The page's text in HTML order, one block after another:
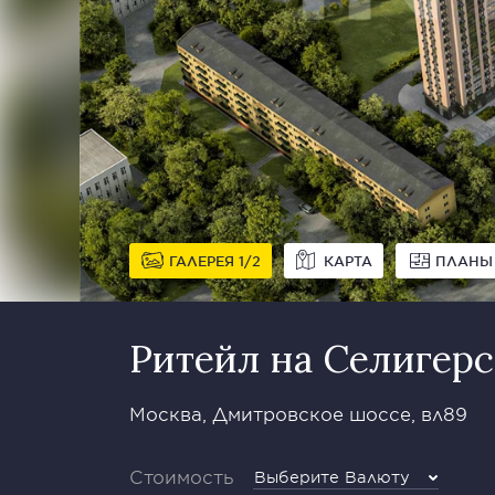
ГАЛЕРЕЯ 1 2 КАРТА ПЛАНЫ
Ритейл на
Москва, Дмитровское шоссе, вл89
Стоимость Выберите Валюту